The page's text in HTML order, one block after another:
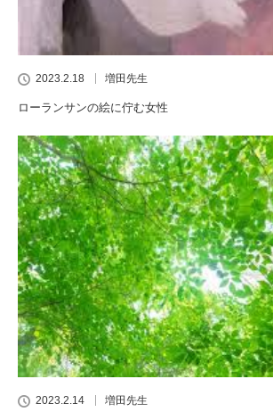
2023.2.18 増田先生
ローランサンの絵に佇む女性
2023.2.14 増田先生